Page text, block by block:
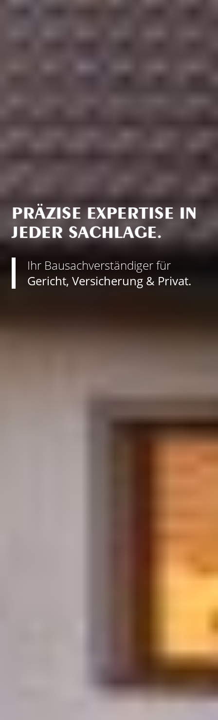
PRÄZISE EXPERTISE IN
JEDER SACHLAGE.
Ihr Bausachverständiger für
Gericht, Versicherung & Privat.